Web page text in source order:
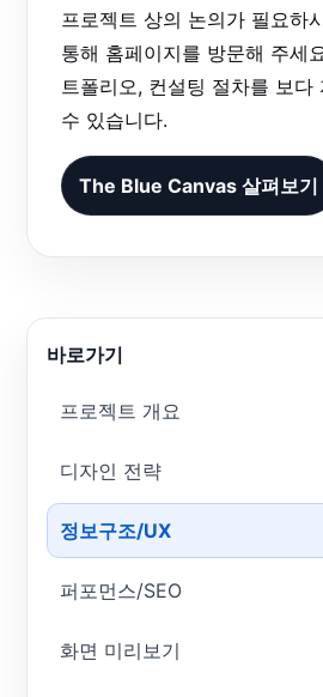
프로젝트 상의 논의가 필요하
통해 홈페이지를 방문해 주세
트폴리오, 컨설팅 절차를 보다
수 있습니다.
The Blue Canvas 살펴보기
바로가기
프로젝트 개요
디자인 전략
정보구조/UX
퍼포먼스/SEO
화면 미리보기